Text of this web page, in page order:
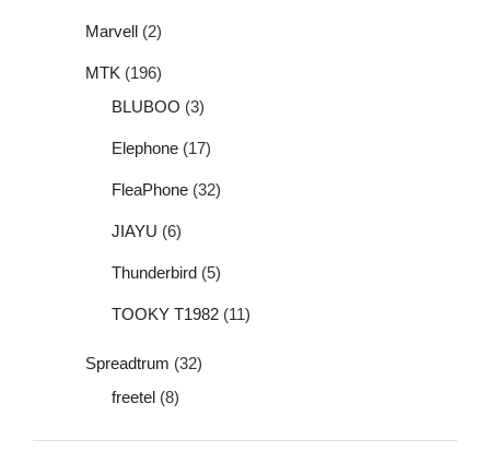
Marvell (2)
MTK (196)
BLUBOO (3)
Elephone (17)
FleaPhone (32)
JIAYU (6)
Thunderbird (5)
TOOKY T1982 (11)
Spreadtrum (32)
freetel (8)